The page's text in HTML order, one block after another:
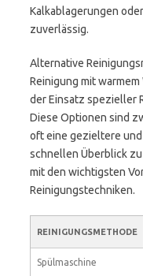
Kalkablagerungen
zuverlässig.
Alternative
Reinigung mit
der Einsatz spezieller
Diese Optionen sind
oft eine gezieltere
schnellen Überblick
mit den wichtigsten
Reinigungstechniken.
REINIGUNGSMETHODE
Spülmaschine